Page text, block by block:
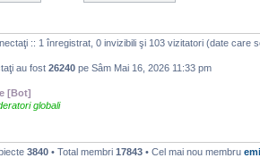
:: 1 înregistrat, 0 invizibili şi 103 vizitatori (date care
au fost 26240 pe Sâm Mai 16, 2026 11:33 pm
[Bot]
globali
3840 • Total membri 17843 • Cel mai nou membru